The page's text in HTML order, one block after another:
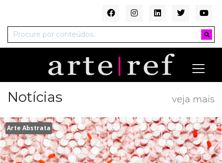
Notícias veja mais
Arte Abstrata